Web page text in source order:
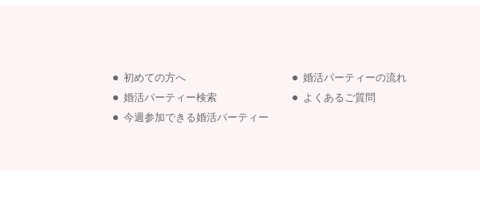
初めての方へ
婚活パーティーの流れ
婚活パーティー検索
よくあるご質問
今週参加できる婚活パーティー